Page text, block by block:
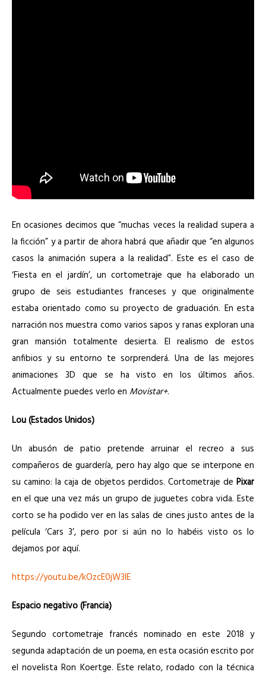
En ocasiones decimos que “muchas veces la realidad supera a
la ficción” y a partir de ahora habrá que añadir que “en algunos
casos la animación supera a la realidad”. Este es el caso de
‘Fiesta en el jardín’, un cortometraje que ha elaborado un
grupo de seis estudiantes franceses y que originalmente
estaba orientado como su proyecto de graduación. En esta
narración nos muestra como varios sapos y ranas exploran una
gran mansión totalmente desierta. El realismo de estos
anfibios y su entorno te sorprenderá. Una de las mejores
animaciones 3D que se ha visto en los últimos años.
Actualmente puedes verlo en Movistar+.
Lou (Estados Unidos)
Un abusón de patio pretende arruinar el recreo a sus
compañeros de guardería, pero hay algo que se interpone en
su camino: la caja de objetos perdidos. Cortometraje de Pixar
en el que una vez más un grupo de juguetes cobra vida. Este
corto se ha podido ver en las salas de cines justo antes de la
película ‘Cars 3’, pero por si aún no lo habéis visto os lo
dejamos por aquí.
https://youtu.be/kOzcE0jW3IE
Espacio negativo (Francia)
Segundo cortometraje francés nominado en este 2018 y
segunda adaptación de un poema, en esta ocasión escrito por
el novelista Ron Koertge. Este relato, rodado con la técnica